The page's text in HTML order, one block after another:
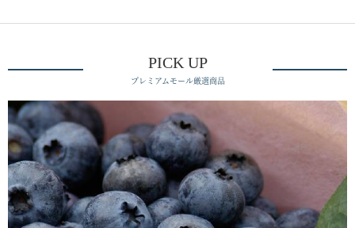
PICK UP
プレミアムモール厳選商品